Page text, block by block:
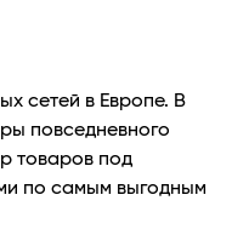
сетей в Европе. В
повседневного
товаров под
по самым выгодным